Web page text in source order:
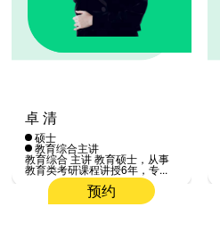
卓 清
硕士
教育综合主讲
教育综合 主讲 教育硕士，从事
教育类考研课程讲授6年，专...
预约